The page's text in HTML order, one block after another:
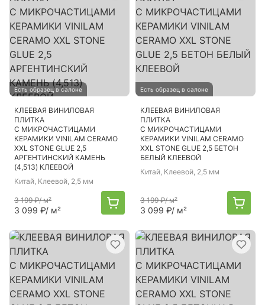
Есть образец в салоне
КЛЕЕВАЯ ВИНИЛОВАЯ
ПЛИТКА
С МИКРОЧАСТИЦАМИ
КЕРАМИКИ VINILAM CERAMO
XXL STONE GLUE 2,5
АРГЕНТИНСКИЙ КАМЕНЬ
(4,513) КЛЕЕВОЙ
Китай, Клеевой, 2,5 мм
3 199 ₽/ м²
3 099 ₽/ м²
Есть образец в салоне
КЛЕЕВАЯ ВИНИЛОВАЯ
ПЛИТКА
С МИКРОЧАСТИЦАМИ
КЕРАМИКИ VINILAM CERAMO
XXL STONE GLUE 2,5 БЕТОН
БЕЛЫЙ КЛЕЕВОЙ
Китай, Клеевой, 2,5 мм
3 199 ₽/ м²
3 099 ₽/ м²